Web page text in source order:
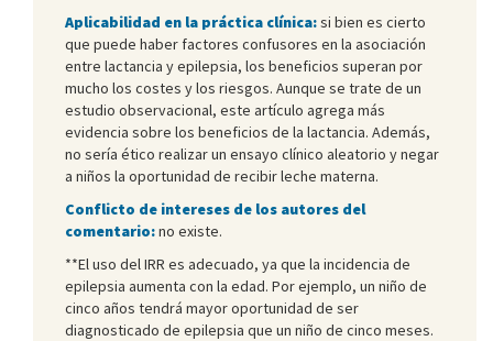
Aplicabilidad en la práctica clínica:si bien es cierto
que puede haber factores confusores en la asociación
entre lactancia y epilepsia, los beneficios superan por
mucho los costes y los riesgos. Aunque se trate de un
estudio observacional, este artículo agrega más
evidencia sobre los beneficios de la lactancia. Además,
no sería ético realizar un ensayo clínico aleatorio y negar
a niños la oportunidad de recibir leche materna.
Conflicto de intereses de los autores del
comentario:no existe.
**El uso del IRR es adecuado, ya que la incidencia de
epilepsia aumenta con la edad. Por ejemplo, un niño de
cinco años tendrá mayor oportunidad de ser
diagnosticado de epilepsia que un niño de cinco meses.